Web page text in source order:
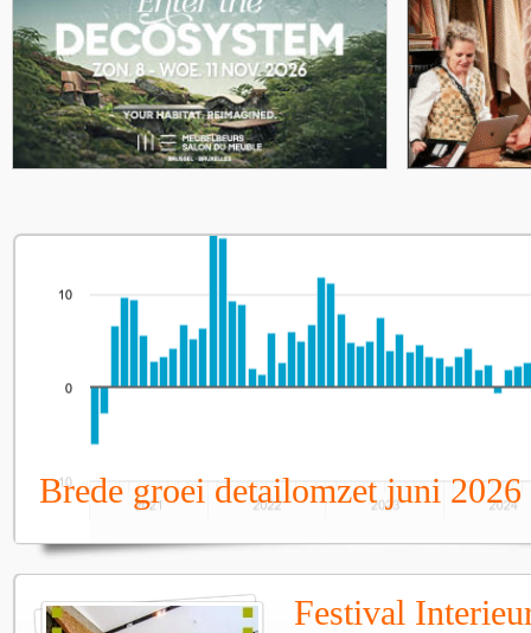
Brede groei detailomzet juni 2026
Festival